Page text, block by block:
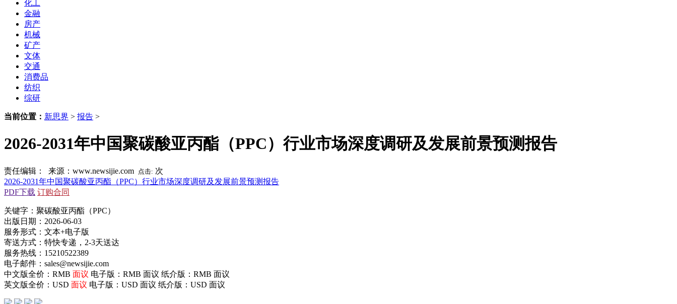
化工
金融
房产
机械
矿产
文体
交通
消费品
纺织
综研
当前位置： 新思界 > 报告 >
2026-2031年中国聚碳酸亚丙酯（PPC）行业市场深度调研及发展前景预测报告
责任编辑： 来源：www.newsijie.com 点击: 次
2026-2031年中国聚碳酸亚丙酯（PPC）行业市场深度调研及发展前景预测报告
PDF下载 订购合同
关键字：聚碳酸亚丙酯（PPC）
出版日期：2026-06-03
服务形式：文本+电子版
寄送方式：特快专递，2-3天送达
服务热线：15210522389
电子邮件：sales@newsijie.com
中文版全价：RMB 面议 电子版：RMB 面议 纸介版：RMB 面议
英文版全价：USD 面议 电子版：USD 面议 纸介版：USD 面议